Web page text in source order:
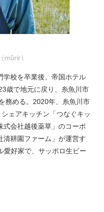
）
学校を卒業後、帝国ホテル
歳で地元に戻り、糸魚川市
務める。2020年、糸魚川市
ェアキッチン「つなぐキッ
会社越後薬草」のコーポ
清耕園ファーム」が運営す
愛好家で、サッポロ生ビー